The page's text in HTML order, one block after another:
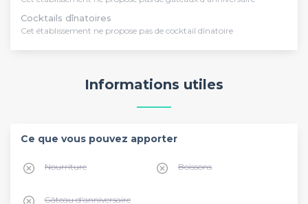
Cocktails dînatoires
Cet établissement ne propose pas de cocktail dînatoire
Informations utiles
Ce que vous pouvez apporter
Nourriture Boissons
Gâteau d'anniversaire